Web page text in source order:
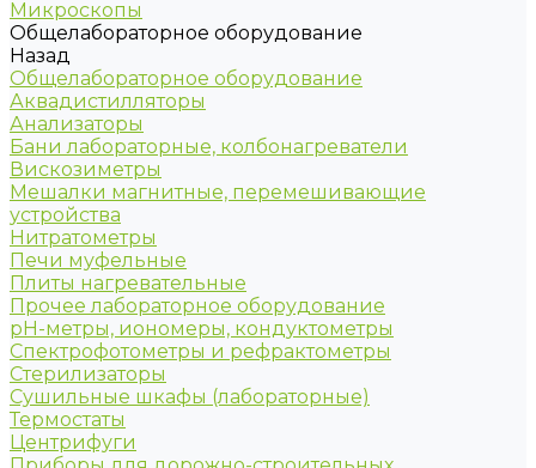
Микроскопы
Общелабораторное оборудование
Назад
Общелабораторное оборудование
Аквадистилляторы
Анализаторы
Бани лабораторные, колбонагреватели
Вискозиметры
Мешалки магнитные, перемешивающие
устройства
Нитратометры
Печи муфельные
Плиты нагревательные
Прочее лабораторное оборудование
рН-метры, иономеры, кондуктометры
Спектрофотометры и рефрактометры
Стерилизаторы
Сушильные шкафы (лабораторные)
Термостаты
Центрифуги